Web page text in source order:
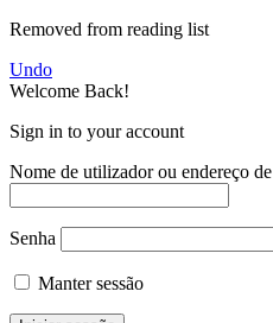
Removed from reading list
Undo
Welcome Back!
Sign in to your account
Nome de utilizador ou endereço
Senha
Manter sessão